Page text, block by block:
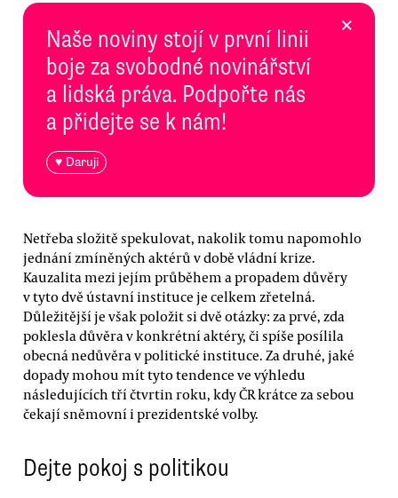
Naše noviny stojí v první linii
boje za svobodné novinářství
a lidská práva. Podpořte nás
a přidejte se k nám!
♥ Daruji
×
Netřeba složitě spekulovat, nakolik tomu napomohlo
jednání zmíněných aktérů v době vládní krize.
Kauzalita mezi jejím průběhem a propadem důvěry
v tyto dvě ústavní instituce je celkem zřetelná.
Důležitější je však položit si dvě otázky: za prvé, zda
poklesla důvěra v konkrétní aktéry, či spíše posílila
obecná nedůvěra v politické instituce. Za druhé, jaké
dopady mohou mít tyto tendence ve výhledu
následujících tří čtvrtin roku, kdy ČR krátce za sebou
čekají sněmovní i prezidentské volby.
Dejte pokoj s politikou